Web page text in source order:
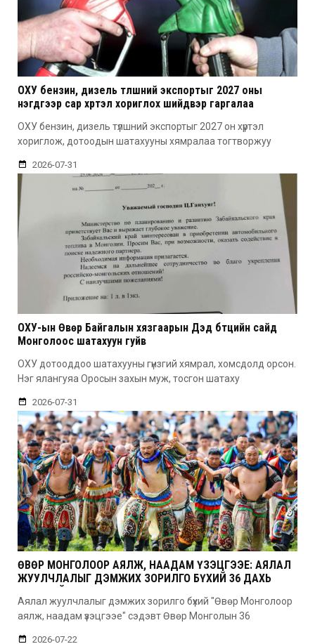
ОХУ бензин, дизель түлшний экспортыг 2027 оны
нэгдүгээр сар хүртэл хориглох шийдвэр гаргалаа
ОХУ бензин, дизель түлшний экспортыг 2027 он хүртэл
хориглож, дотоодын шатахууны хямралаа тогтворжуу
2026-07-31
ОХУ-ын Өвөр Байгалын хязгаарын Дэд бүтцийн сайд
Монголоос шатахуун гуйв
ОХУ дотооддоо шатахууны гүнзгий хямрал, хомсдолд орсон.
Нэг ялангуяа Оросын захын муж, тосгон шатаху
2026-07-31
ӨВӨР МОНГОЛООР АЯЛЖ, НААДАМ ҮЗЭЦГЭЭЕ: АЯЛАЛ
ЖУУЛЧЛАЛЫГ ДЭМЖИХ ЗОРИЛГО БҮХИЙ 36 ДАХЬ
Аялал жуулчлалыг дэмжих зорилго бүхий "Өвөр Монголоор
аялж, наадам үзэцгээе" сэдэвт Өвөр Монголын 36
2026-07-22